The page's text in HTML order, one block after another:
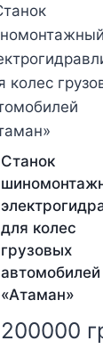
Станок
для колес
грузовых
автомобилей
«Атаман»
200000